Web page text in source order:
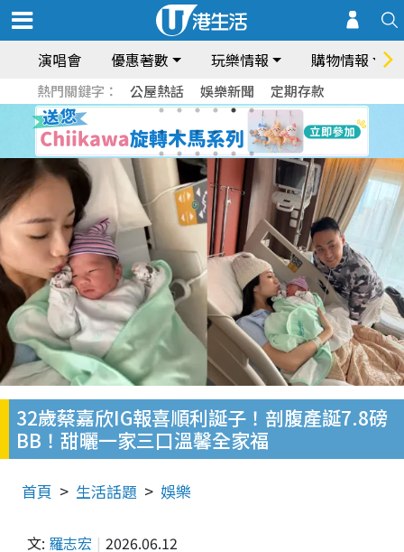
演唱會 優惠著數 玩樂情報 購物情報
熱門關鍵字： 公屋熱話 娛樂新聞 定期存款
32歲蔡嘉欣IG報喜順利誕子！剖腹產誕7.8磅
BB！甜曬一家三口溫馨全家福
首頁 生活話題 娛樂
文: 羅志宏 2026.06.12